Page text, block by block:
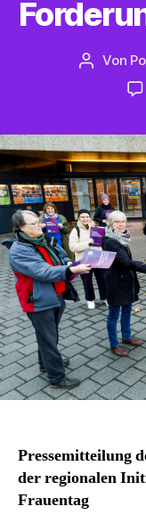
Von
Pressemitteilung
der regionalen
Frauentag